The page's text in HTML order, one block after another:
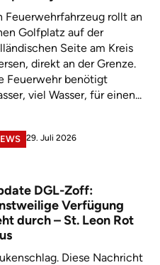
Feuerwehrfahrzeug rollt an
Golfplatz auf der
Seite am Kreis
direkt an der Grenze.
Feuerwehr benötigt
viel Wasser, für einen...
29. Juli 2026
DGL-Zoff:
Verfügung
durch – St. Leon Rot
Diese Nachricht